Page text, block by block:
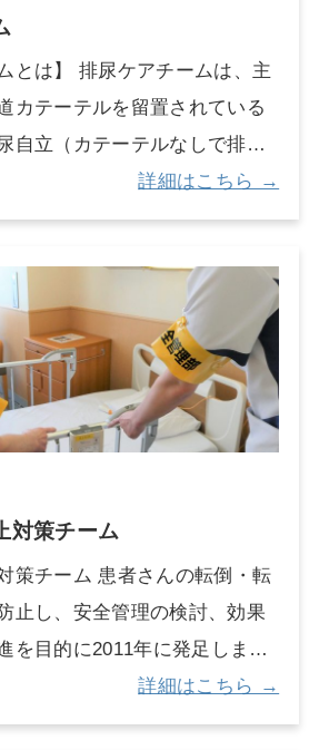
ます。 ・令和４、５年度は院
サルテーションセミナーを開
とは】 排尿ケアチームは、主
カテーテルを留置されている
自立（カテーテルなしで排尿
定期的にカテーテルを入れて
するために、多職種（医師、
病棟で活動を開始し、現在は
自立の継続支援を行っていま
ルを抜去することにより、尿
り、早期離床や寝たきり患者
いは転倒・骨折の減少につな
ように支援していきます。
院で臥床していたため排尿の
、手術や病気のために排尿の
できなくなった患者さんや、
どくなった患者さんなどにチ
詳細はこちら →
対策チーム
策チーム 患者さんの転倒・転
止し、安全管理の検討、効果
を目的に2011年に発足しまし
護師、薬剤師、理学療法士な
されており、その中には転倒
詳細はこちら →